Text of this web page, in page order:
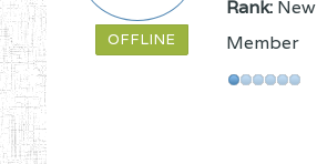
OFFLINE
Rank: New
Member